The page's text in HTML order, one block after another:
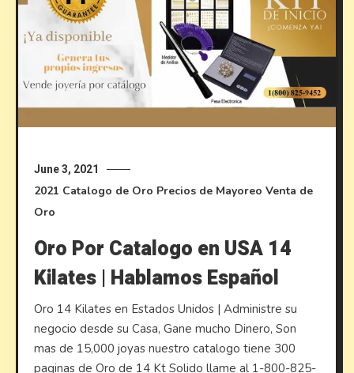
June 3, 2021
2021 Catalogo de Oro Precios de Mayoreo Venta de
Oro
Oro Por Catalogo en USA 14
Kilates | Hablamos Español
Oro 14 Kilates en Estados Unidos | Administre su
negocio desde su Casa, Gane mucho Dinero, Son
mas de 15,000 joyas nuestro catalogo tiene 300
paginas de Oro de 14 Kt Solido llame al 1-800-825-